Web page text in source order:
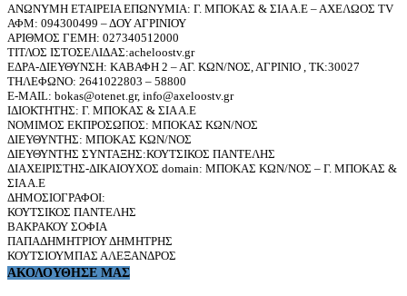
ΑΝΩΝΥΜΗ ΕΤΑΙΡΕΙΑ ΕΠΩΝΥΜΙΑ: Γ. ΜΠΟΚΑΣ & ΣΙΑ Α.Ε – ΑΧΕΛΩΟΣ TV
ΑΦΜ: 094300499 – ΔΟΥ ΑΓΡΙΝΙΟΥ
ΑΡΙΘΜΟΣ ΓΕΜΗ: 027340512000
ΤΙΤΛΟΣ ΙΣΤΟΣΕΛΙΔΑΣ:acheloostv.gr
ΕΔΡΑ-ΔΙΕΥΘΥΝΣΗ: ΚΑΒΑΦΗ 2 – ΑΓ. ΚΩΝ/ΝΟΣ, ΑΓΡΙΝΙΟ , ΤΚ:30027
ΤΗΛΕΦΩΝΟ: 2641022803 – 58800
E-MAIL: bokas@otenet.gr, info@axeloostv.gr
ΙΔΙΟΚΤΗΤΗΣ: Γ. ΜΠΟΚΑΣ & ΣΙΑ Α.Ε
ΝΟΜΙΜΟΣ ΕΚΠΡΟΣΩΠΟΣ: ΜΠΟΚΑΣ ΚΩΝ/ΝΟΣ
ΔΙΕΥΘΥΝΤΗΣ: ΜΠΟΚΑΣ ΚΩΝ/ΝΟΣ
ΔΙΕΥΘΥΝΤΗΣ ΣΥΝΤΑΞΗΣ:ΚΟΥΤΣΙΚΟΣ ΠΑΝΤΕΛΗΣ
ΔΙΑΧΕΙΡΙΣΤΗΣ-ΔΙΚΑΙΟΥΧΟΣ domain: ΜΠΟΚΑΣ ΚΩΝ/ΝΟΣ – Γ. ΜΠΟΚΑΣ &
ΣΙΑ Α.Ε
ΔΗΜΟΣΙΟΓΡΑΦΟΙ:
ΚΟΥΤΣΙΚΟΣ ΠΑΝΤΕΛΗΣ
ΒΑΚΡΑΚΟΥ ΣΟΦΙΑ
ΠΑΠΑΔΗΜΗΤΡΙΟΥ ΔΗΜΗΤΡΗΣ
ΚΟΥΤΣΙΟΥΜΠΑΣ ΑΛΕΞΑΝΔΡΟΣ
ΑΚΟΛΟΥΘΗΣΕ ΜΑΣ